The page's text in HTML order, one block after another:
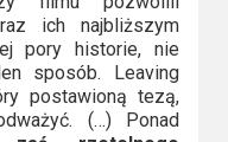
ich najbliższym
pory historie, nie
sposób. Leaving
postawioną tezą,
(…) Ponad